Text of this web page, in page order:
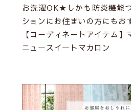
お洗濯OK★しかも防炎機能
ションにお住まいの方にもお
【コーディネートアイテム】
ニュースイートマカロン